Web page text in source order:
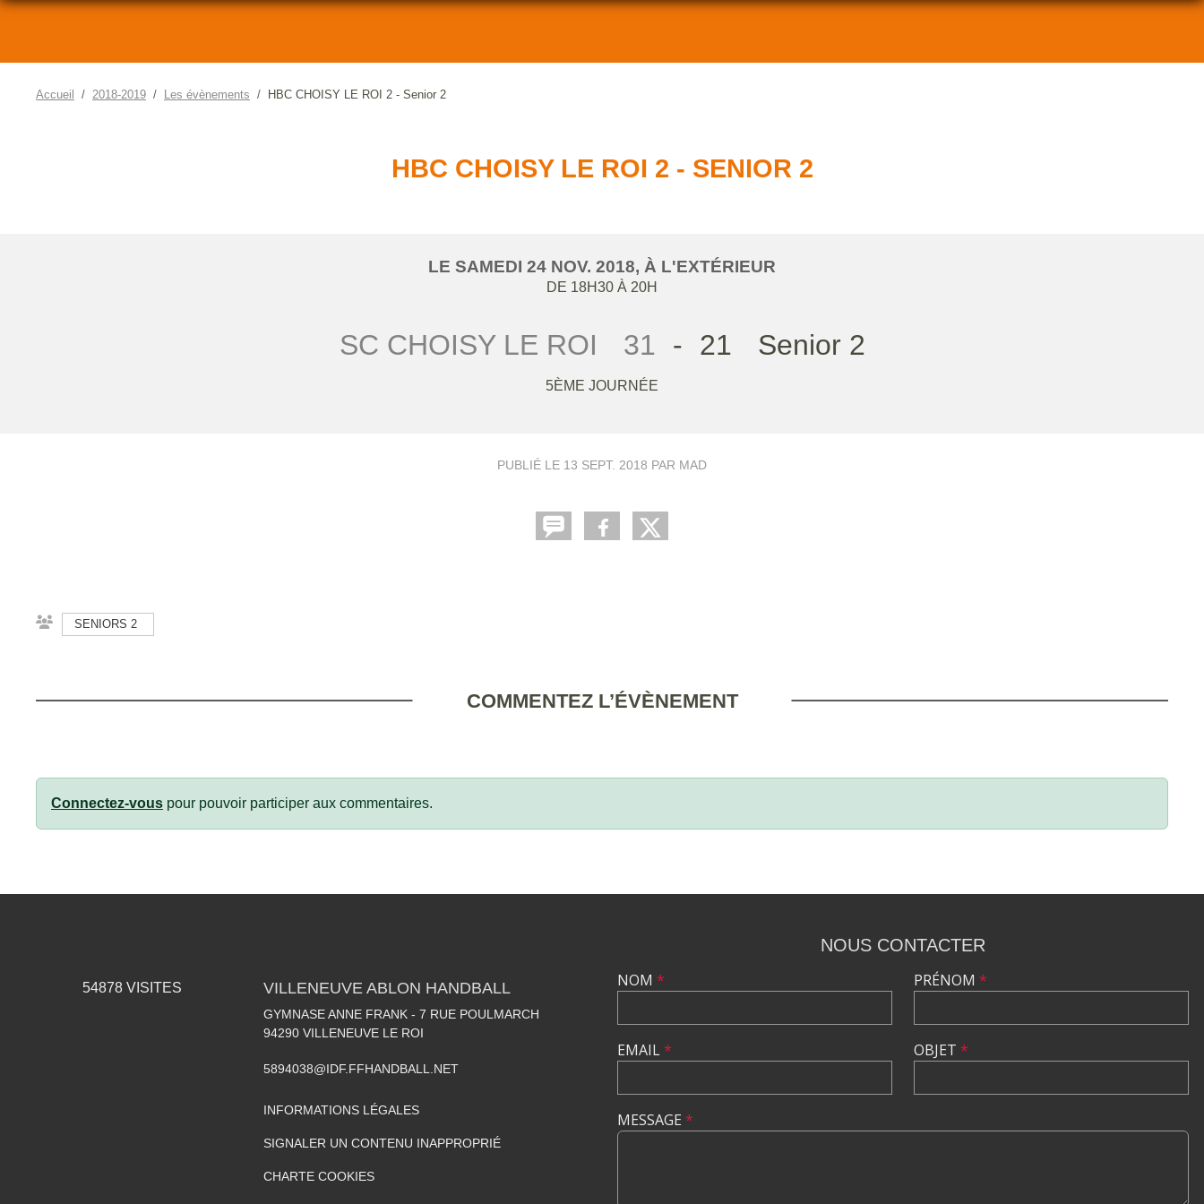
Accueil 2018-2019 Les évènements HBC CHOISY LE ROI 2 - Senior 2
HBC CHOISY LE ROI 2 - SENIOR 2
LE SAMEDI 24 NOV. 2018, À L'EXTÉRIEUR
DE 18H30 À 20H
SC CHOISY LE ROI 31 - 21 Senior 2
5ÈME JOURNÉE
PUBLIÉ LE 13 SEPT. 2018 PAR MAD
SENIORS 2
COMMENTEZ L’ÉVÈNEMENT
Connectez-vous pour pouvoir participer aux commentaires.
54878VISITES VILLENEUVE ABLON HANDBALL
GYMNASE ANNE FRANK - 7 RUE POULMARCH
94290 VILLENEUVE LE ROI
5894038@IDF.FFHANDBALL.NET
INFORMATIONS LÉGALES
SIGNALER UN CONTENU INAPPROPRIÉ
CHARTE COOKIES
NOUS CONTACTER
NOM *
EMAIL*
PRÉNOM *
OBJET *
MESSAGE *